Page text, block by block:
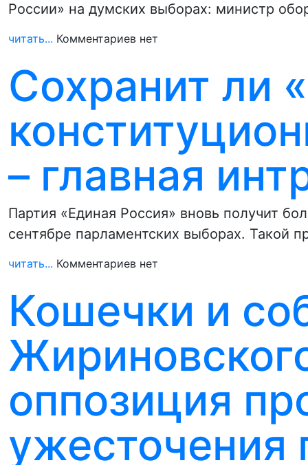
России» на думских выборах: министр
читать... Комментариев нет
Сохранит ли
– главная
Партия «Единая Россия» вновь получит
сентябре парламентских выборах. Такой
читать... Комментариев нет
Кошечки и
оппозиция
ужесточения